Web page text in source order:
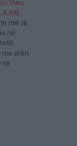
theu
më të
në
orën
të